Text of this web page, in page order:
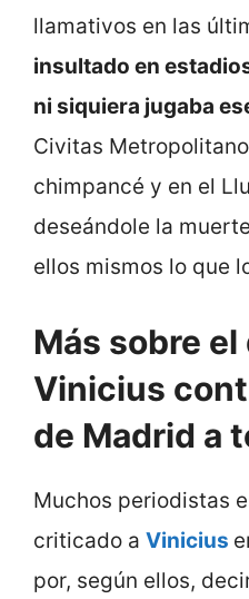
llamativos en las
insultado en
ni siquiera jugaba
Civitas
chimpancé y en el
deseándole la
ellos mismos lo que
Más sobre
Vinicius
de Madrid a
Muchos periodistas
criticado a Vinicius
por, según ellos,